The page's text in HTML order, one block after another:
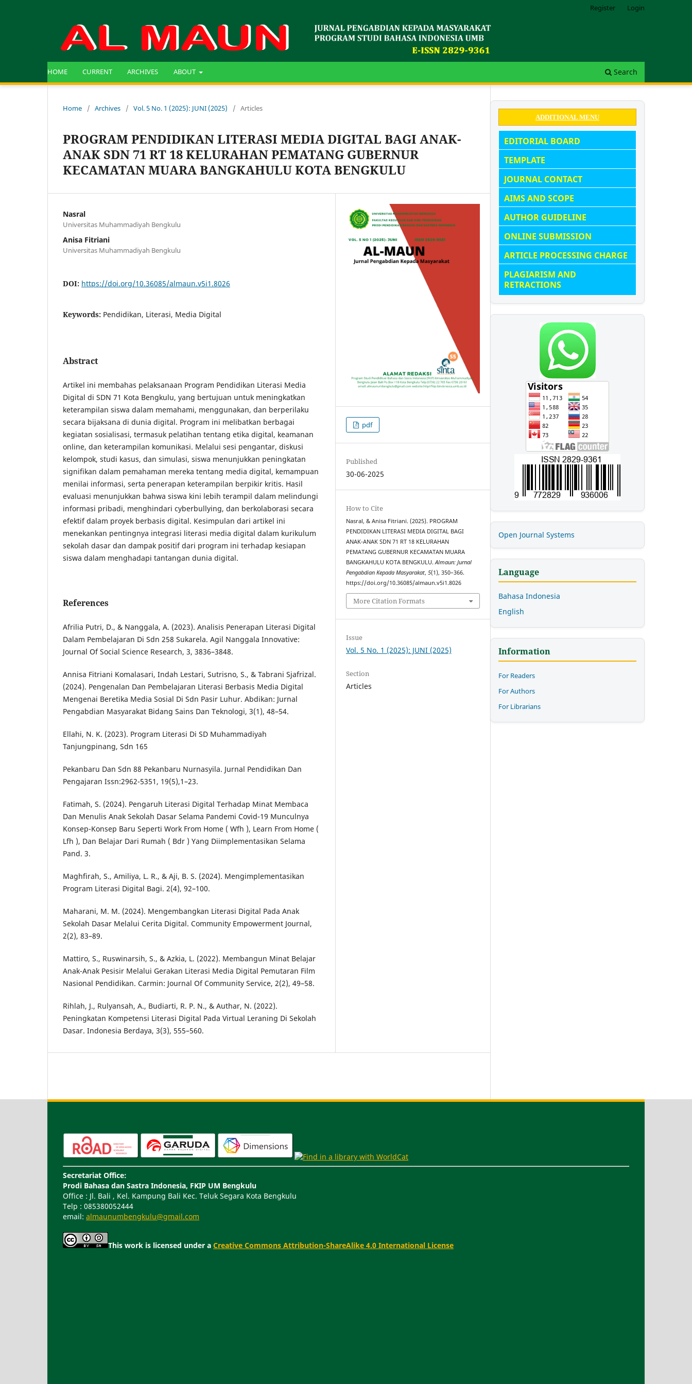
HOME CURRENT ARCHIVES ABOUT Search
Register Login
Home / Archives / Vol. 5 No. 1 (2025): JUNI (2025) / Articles
PROGRAM PENDIDIKAN LITERASI MEDIA DIGITAL BAGI ANAK-
ANAK SDN 71 RT 18 KELURAHAN PEMATANG GUBERNUR
KECAMATAN MUARA BANGKAHULU KOTA BENGKULU
Nasral
Universitas Muhammadiyah Bengkulu
Anisa Fitriani
Universitas Muhammadiyah Bengkulu
DOI: https://doi.org/10.36085/almaun.v5i1.8026
Keywords: Pendidikan, Literasi, Media Digital
Abstract
Artikel ini membahas pelaksanaan Program Pendidikan Literasi Media
Digital di SDN 71 Kota Bengkulu, yang bertujuan untuk meningkatkan
keterampilan siswa dalam memahami, menggunakan, dan berperilaku
secara bijaksana di dunia digital. Program ini melibatkan berbagai
kegiatan sosialisasi, termasuk pelatihan tentang etika digital, keamanan
online, dan keterampilan komunikasi. Melalui sesi pengantar, diskusi
kelompok, studi kasus, dan simulasi, siswa menunjukkan peningkatan
signifikan dalam pemahaman mereka tentang media digital, kemampuan
menilai informasi, serta penerapan keterampilan berpikir kritis. Hasil
evaluasi menunjukkan bahwa siswa kini lebih terampil dalam melindungi
informasi pribadi, menghindari cyberbullying, dan berkolaborasi secara
efektif dalam proyek berbasis digital. Kesimpulan dari artikel ini
menekankan pentingnya integrasi literasi media digital dalam kurikulum
sekolah dasar dan dampak positif dari program ini terhadap kesiapan
siswa dalam menghadapi tantangan dunia digital.
References
Afrilia Putri, D., & Nanggala, A. (2023). Analisis Penerapan Literasi Digital
Dalam Pembelajaran Di Sdn 258 Sukarela. Agil Nanggala Innovative:
Journal Of Social Science Research, 3, 3836–3848.
Annisa Fitriani Komalasari, Indah Lestari, Sutrisno, S., & Tabrani Sjafrizal.
(2024). Pengenalan Dan Pembelajaran Literasi Berbasis Media Digital
Mengenai Beretika Media Sosial Di Sdn Pasir Luhur. Abdikan: Jurnal
Pengabdian Masyarakat Bidang Sains Dan Teknologi, 3(1), 48–54.
Ellahi, N. K. (2023). Program Literasi Di SD Muhammadiyah
Tanjungpinang, Sdn 165
Pekanbaru Dan Sdn 88 Pekanbaru Nurnasyila. Jurnal Pendidikan Dan
Pengajaran Issn:2962-5351, 19(5),1–23.
Fatimah, S. (2024). Pengaruh Literasi Digital Terhadap Minat Membaca
Dan Menulis Anak Sekolah Dasar Selama Pandemi Covid-19 Munculnya
Konsep-Konsep Baru Seperti Work From Home ( Wfh ), Learn From Home (
Lfh ), Dan Belajar Dari Rumah ( Bdr ) Yang Diimplementasikan Selama
Pand. 3.
Maghfirah, S., Amiliya, L. R., & Aji, B. S. (2024). Mengimplementasikan
Program Literasi Digital Bagi. 2(4), 92–100.
Maharani, M. M. (2024). Mengembangkan Literasi Digital Pada Anak
Sekolah Dasar Melalui Cerita Digital. Community Empowerment Journal,
2(2), 83–89.
Mattiro, S., Ruswinarsih, S., & Azkia, L. (2022). Membangun Minat Belajar
Anak-Anak Pesisir Melalui Gerakan Literasi Media Digital Pemutaran Film
Nasional Pendidikan. Carmin: Journal Of Community Service, 2(2), 49–58.
Rihlah, J., Rulyansah, A., Budiarti, R. P. N., & Authar, N. (2022).
Peningkatan Kompetensi Literasi Digital Pada Virtual Leraning Di Sekolah
Dasar. Indonesia Berdaya, 3(3), 555–560.
pdf
Published
30-06-2025
How to Cite
Nasral, & Anisa Fitriani. (2025). PROGRAM
PENDIDIKAN LITERASI MEDIA DIGITAL BAGI
ANAK-ANAK SDN 71 RT 18 KELURAHAN
PEMATANG GUBERNUR KECAMATAN MUARA
BANGKAHULU KOTA BENGKULU.Almaun: Jurnal
Pengabdian Kepada Masyarakat,5(1), 350–366.
https://doi.org/10.36085/almaun.v5i1.8026
More Citation Formats
Issue
Vol. 5 No. 1 (2025): JUNI (2025)
Section
Articles
ADDITIONAL MENU
EDITORIAL BOARD
TEMPLATE
JOURNAL CONTACT
AIMS AND SCOPE
AUTHOR GUIDELINE
ONLINE SUBMISSION
ARTICLE PROCESSING CHARGE
PLAGIARISM AND
RETRACTIONS
Open Journal Systems
Language
Bahasa Indonesia
English
Information
For Readers
For Authors
For Librarians
Secretariat Office:
Prodi Bahasa dan Sastra Indonesia, FKIP UM Bengkulu
Office : Jl. Bali , Kel. Kampung Bali Kec. Teluk Segara Kota Bengkulu
Telp : 085380052444
email: almaunumbengkulu@gmail.com
This work is licensed under a Creative Commons Attribution-ShareAlike 4.0 International License